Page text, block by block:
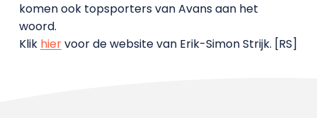
komen ook topsporters van Avans aan het
woord.
Klik hiervoor de website van Erik-Simon Strijk. [RS]